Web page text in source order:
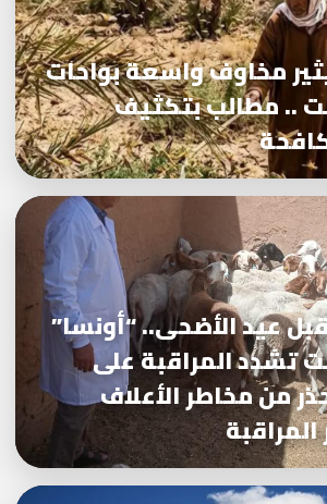
مخاوف واسعة بواحات
.. مطالب بتكثيف
عيد الأضحى.. “أونسا”
تشدد المراقبة على
من مخاطر الأعلاف
المراقبة